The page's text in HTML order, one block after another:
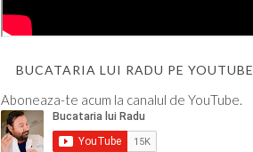
BUCATARIA LUI RADU PE YOUTUBE
Aboneaza-te acum la canalul de YouTube.